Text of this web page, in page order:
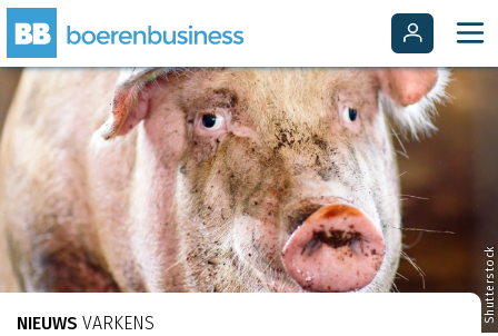
Shutterstock
NIEUWS VARKENS